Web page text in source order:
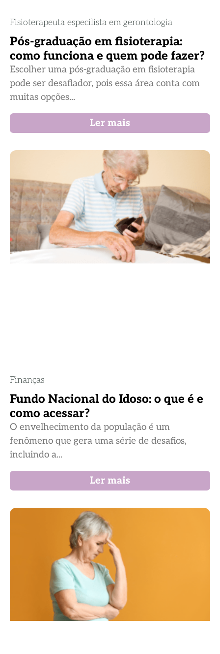
Fisioterapeuta especilista em gerontologia
Pós-graduação em fisioterapia:
como funciona e quem pode fazer?
Escolher uma pós-graduação em fisioterapia
pode ser desafiador, pois essa área conta com
muitas opções...
Ler mais
Finanças
Fundo Nacional do Idoso: o que é e
como acessar?
O envelhecimento da população é um
fenômeno que gera uma série de desafios,
incluindo a...
Ler mais